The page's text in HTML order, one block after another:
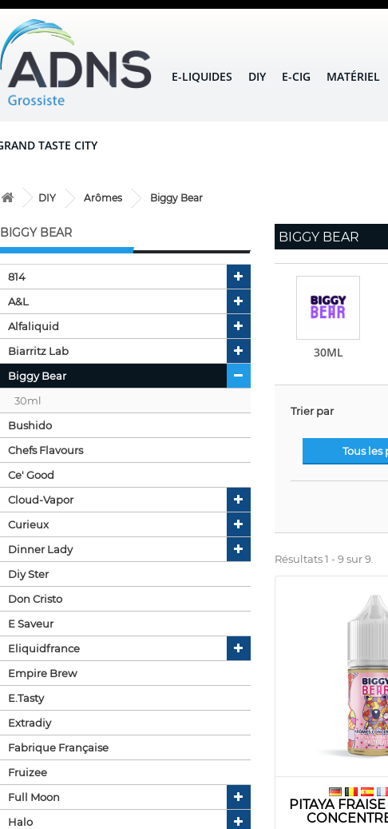
E-LIQUIDES DIY E-CIG MATÉRIEL
TASTE CITY
DIY Arômes Biggy Bear
BIGGY BEAR
814
A&l
Alfaliquid
Biarritz Lab
Biggy Bear
30ml
Bushido
Chefs Flavours
Ce' Good
Cloud-Vapor
Curieux
Dinner Lady
Diy Ster
Don Cristo
E Saveur
Eliquidfrance
Empire Brew
E.tasty
Extradiy
Fabrique Française
Fruizee
Full Moon
Halo
BIGGY BEAR
30ML
Trier par
Tous
Résultats 1 - 9 sur 9.
PITAYA